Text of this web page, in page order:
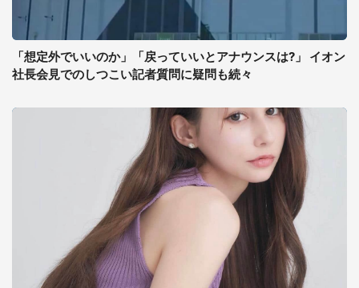
「想定外でいいのか」「戻っていいとアナウンスは?」 イオン
社長会見でのしつこい記者質問に疑問も続々